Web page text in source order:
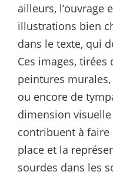
ailleurs, l’ouvrage
illustrations bien
dans le texte, qui
Ces images,
peintures
ou encore de
dimension
contribuent à
place et la
sourdes dans les